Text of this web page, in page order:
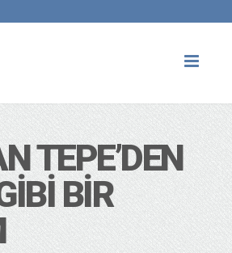
TEPE’DEN
BIR